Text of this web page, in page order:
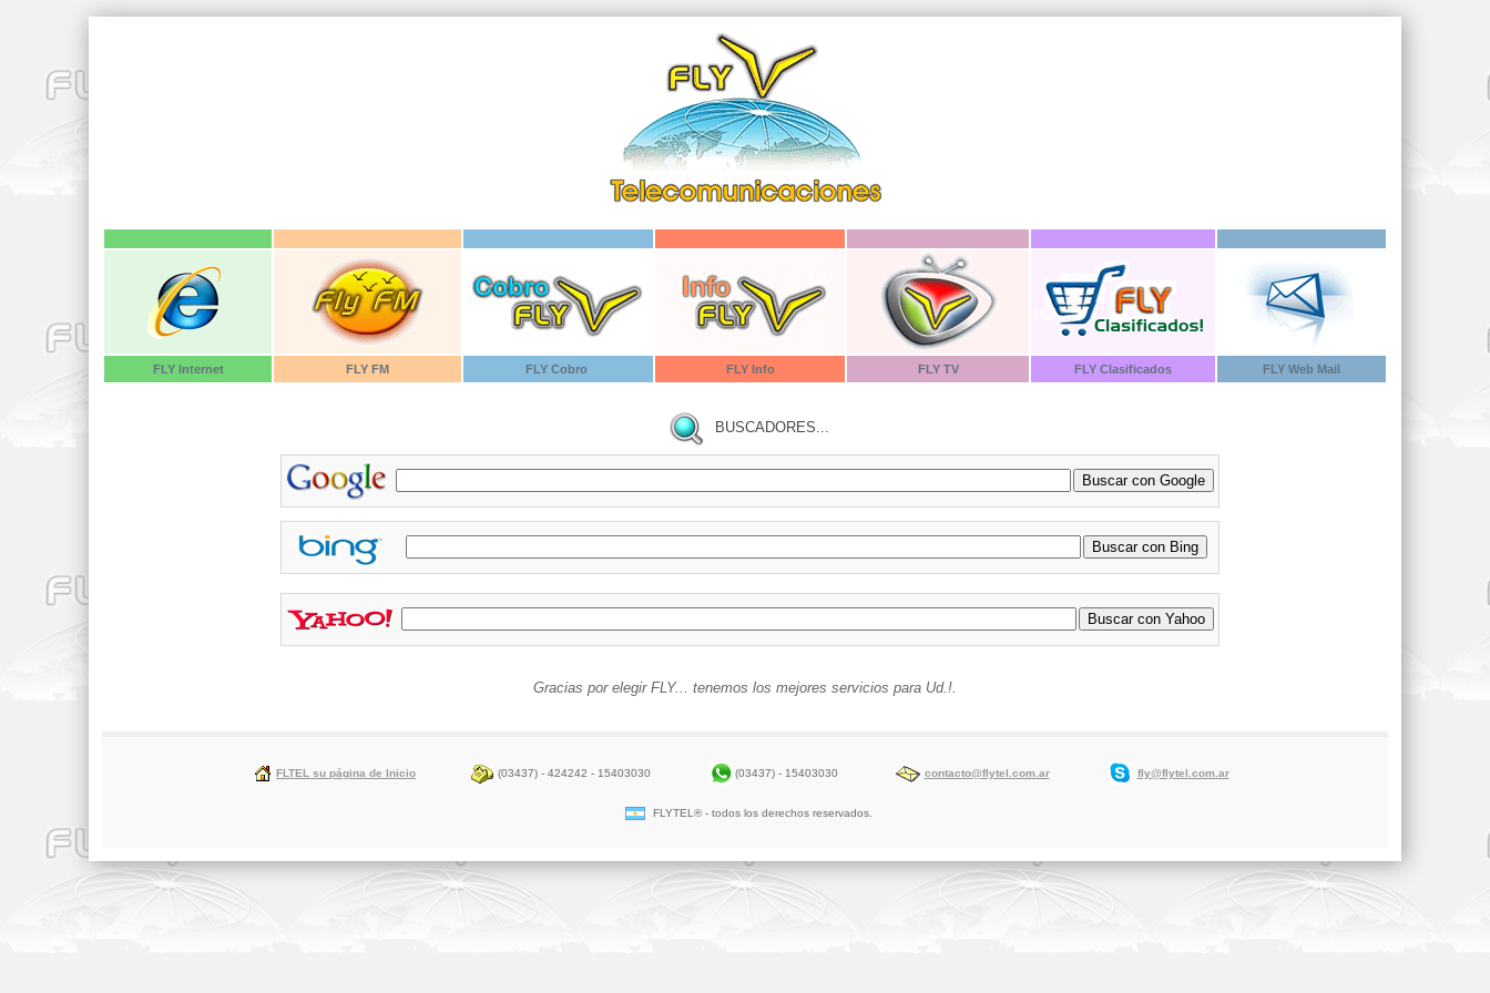
FLY Internet FLY FM FLY Cobro FLY Info FLY TV FLY Clasificados FLY Web Mail
BUSCADORES...
Gracias por elegir FLY... tenemos los mejores servicios para Ud.!.
FLTEL su página de Inicio (03437) - 424242 - 15403030 (03437) - 15403030 contacto@flytel.com.ar fly@flytel.com.ar
FLYTEL® - todos los derechos reservados.